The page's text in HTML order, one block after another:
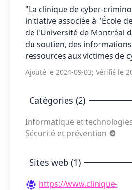
"La clinique de cyber-
initiative associée à l'École
de l'Université de Montréal
du soutien, des
ressources aux victimes de
Ajouté le 2024-09-03; Vérifié le
Catégories (2)
Informatique et technologies
Sécurité et prévention
Sites web (1)
https://www.clinique-